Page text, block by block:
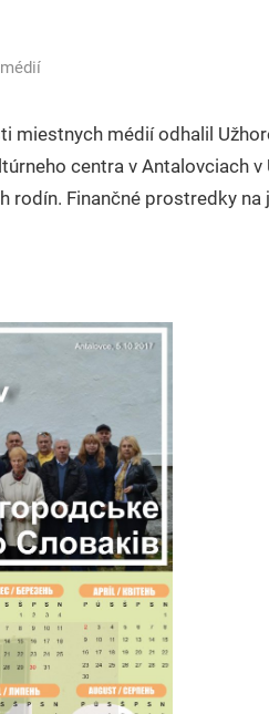
miestnych médií odhalil
centra v Antalovciach
rodín. Finančné prostredky na